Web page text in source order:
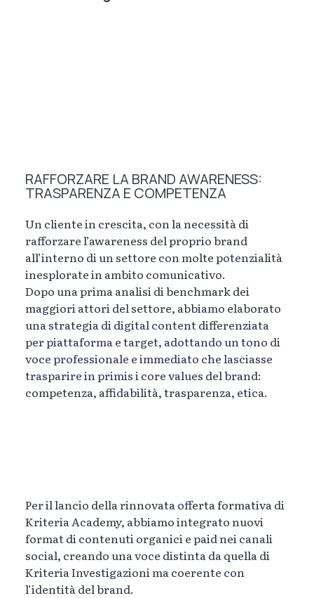
RAFFORZARE LA BRAND AWARENESS:
TRASPARENZA E COMPETENZA
Un cliente in crescita, con la necessità di
rafforzare l’awareness del proprio brand
all’interno di un settore con molte potenzialità
inesplorate in ambito comunicativo.
Dopo una prima analisi di benchmark dei
maggiori attori del settore, abbiamo elaborato
una strategia di digital content differenziata
per piattaforma e target, adottando un tono di
voce professionale e immediato che lasciasse
trasparire in primis i core values del brand:
competenza, affidabilità, trasparenza, etica.
Per il lancio della rinnovata offerta formativa di
Kriteria Academy, abbiamo integrato nuovi
format di contenuti organici e paid nei canali
social, creando una voce distinta da quella di
Kriteria Investigazioni ma coerente con
l’identità del brand.